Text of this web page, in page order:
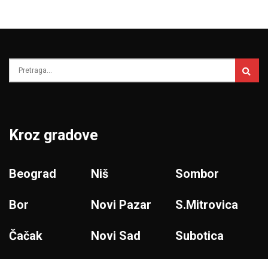
Kroz gradove
Beograd
Bor
Čačak
Niš
Novi Pazar
Novi Sad
Sombor
S.Mitrovica
Subotica